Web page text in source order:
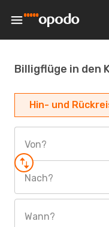
Billigflüge in den
Hin- und
Von?
Nach?
Wann?